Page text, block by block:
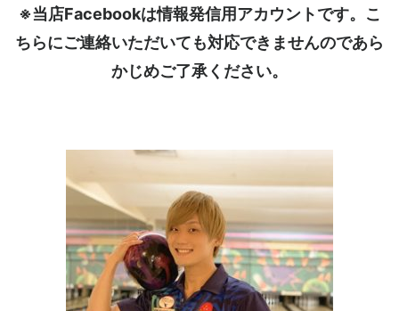
※当店Facebookは情報発信用アカウントです。こ
ちらにご連絡いただいても対応できませんのであら
かじめご了承ください。